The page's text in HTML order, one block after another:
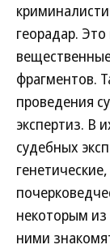
георадар.
фрагментов.
проведения
экспертиз. В
судебных
некоторым из
ними